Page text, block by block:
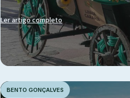
Ler artigo completo
BENTO GONÇALVES